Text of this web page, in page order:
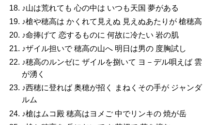
♪山は荒れても 心の中は いつも天国 夢がある
♪槍や穂高は かくれて見えぬ 見えぬあたりが 槍穂高
♪命捧げて 恋するものに 何故に冷たい 岩の肌
♪ザイル担いで 穂高の山へ 明日は男の 度胸試し
♪穂高のルンゼに ザイルを捌いて ヨ－デル唄えば 雲
が湧く
♪西穂に登れば 奥穂が招く まねくその手が ジャンダ
ルム
♪槍はムコ殿 穂高はヨメご 中でリンキの 焼が岳